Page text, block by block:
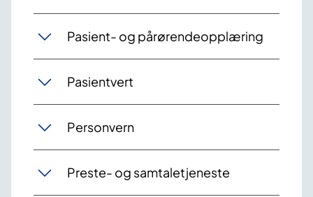
Pasient- og pårørendeopplæring
Pasientvert
Personvern
Preste- og samtaletjeneste